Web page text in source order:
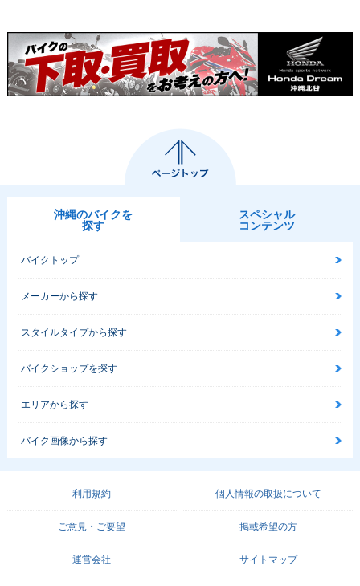
沖縄のバイクを
探す
スペシャル
コンテンツ
バイクトップ
メーカーから探す
スタイルタイプから探す
バイクショップを探す
エリアから探す
バイク画像から探す
利用規約 個人情報の取扱について
ご意見・ご要望 掲載希望の方
運営会社 サイトマップ